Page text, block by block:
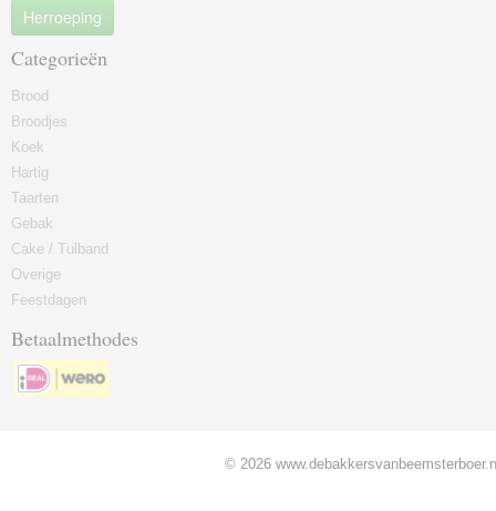
Herroeping
Categorieën
Brood
Broodjes
Koek
Hartig
Taarten
Gebak
Cake / Tulband
Overige
Feestdagen
Betaalmethodes
© 2026